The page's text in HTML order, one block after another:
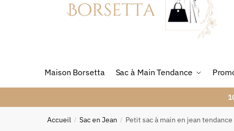
Maison Borsetta Sac à Main Tendance
Accueil / Sac en Jean / Petit sac à main en jean tendance